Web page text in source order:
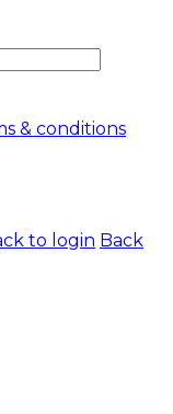
& conditions
to login Back